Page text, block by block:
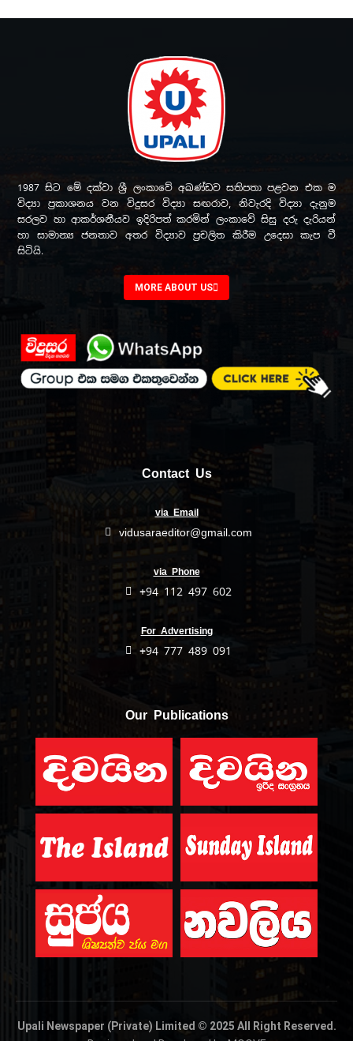
1987 සිට මේ දක්වා ශ්‍රී ලංකාවේ අඛණ්ඩව සතිපතා පළවන එක ම
විද්‍යා ප්‍රකාශනය වන විදුසර විද්‍යා සඟරාව, නිවැරදි විද්‍යා දැනුම
සරලව හා ආකර්ශනීයව ඉදිරිපත් කරමින් ලංකාවේ සිසු දරු දැරියන්
හා සාමාන්‍ය ජනතාව අතර විද්‍යාව ප්‍රචලිත කිරීම උදෙසා කැප වී
සිටියි.
MORE ABOUT US
Contact Us
via Email
vidusaraeditor@gmail.com
via Phone
+94 112 497 602
For Advertising
+94 777 489 091
Our Publications
Upali Newspaper (Private) Limited © 2025 All Right Reserved.